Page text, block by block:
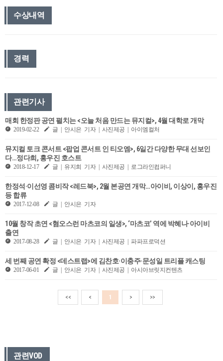
수상내역
경력
관련기사
매회 한정판 공연 펼치는 <오늘 처음 만드는 뮤지컬>, 4월 대학로 개막
2019-02-22 글 | 안시은 기자 | 사진제공 | 아이엠컬처
뮤지컬 토크 콘서트 <팝업 콘서트 인 티오엠>, 6일간 다양한 무대 선보인
다…정다희, 홍우진 호스트
2018-12-17 글 | 유지희 기자 | 사진제공 | 로그라인컴퍼니
한정석·이선영 콤비작 <레드북>, 2월 본공연 개막…아이비, 이상이, 홍우진
등 합류
2017-12-08 글 | 안시은 기자
10월 창작 초연 <혐오스런 마츠코의 일생>, ‘마츠코’ 역에 박혜나·아이비
출연
2017-08-28 글 | 안시은 기자 | 사진제공 | 파파프로덕션
세 번째 공연 확정 <데스트랩>에 김찬호·이충주·문성일 트리플 캐스팅
2017-06-01 글 | 안시은 기자 | 사진제공 | 아시아브릿지컨텐츠
<< < 1 > >>
관련VOD